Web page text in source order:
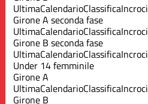
UltimaCalendarioClassificaIncroci
Girone A seconda fase
UltimaCalendarioClassificaIncroci
Girone B seconda fase
UltimaCalendarioClassificaIncroci
Under 14 femminile
Girone A
UltimaCalendarioClassificaIncroci
Girone B